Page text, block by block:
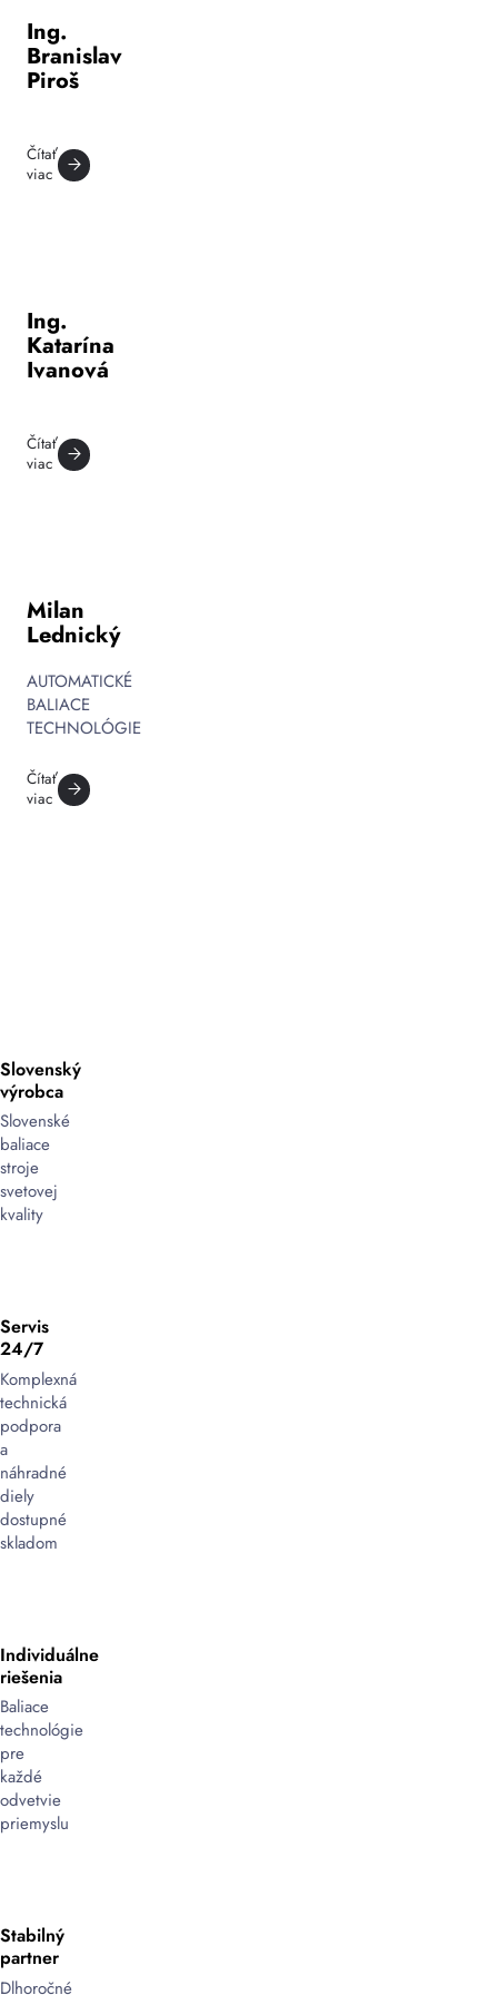
Ing.
Branislav
Piroš
Čítať
viac
Ing.
Katarína
Ivanová
Čítať
viac
Milan
Lednický
AUTOMATICKÉ
BALIACE
TECHNOLÓGIE
Čítať
viac
Slovenský
výrobca
Slovenské
baliace
stroje
svetovej
kvality
Servis
24/7
Komplexná
technická
podpora
a
náhradné
diely
dostupné
skladom
Individuálne
riešenia
Baliace
technológie
pre
každé
odvetvie
priemyslu
Stabilný
partner
Dlhoročné